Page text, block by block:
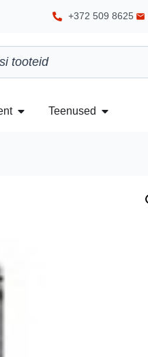
+372 509 8625
Teenused